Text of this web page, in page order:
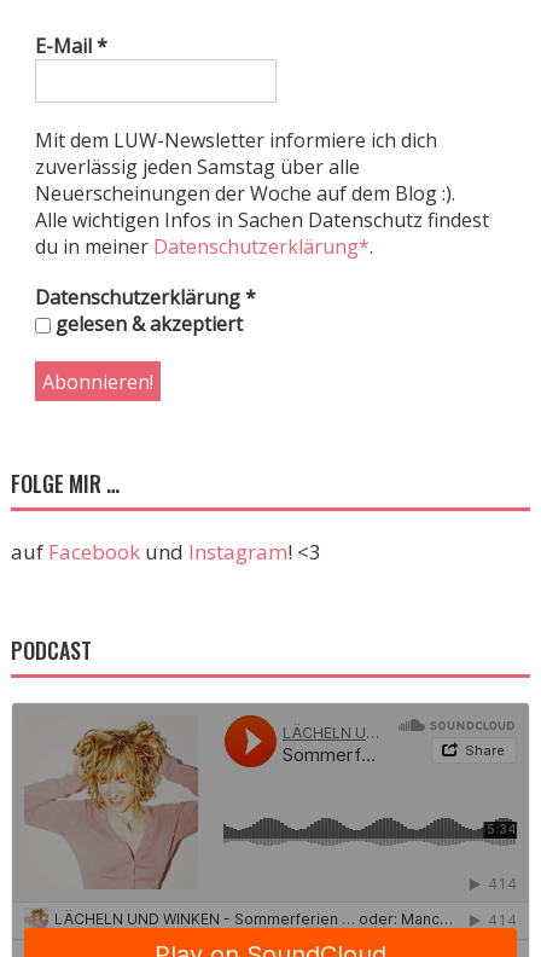
E-Mail*
Mit dem LUW-Newsletter informiere ich dich
zuverlässig jeden Samstag über alle
Neuerscheinungen der Woche auf dem Blog :).
Alle wichtigen Infos in Sachen Datenschutz findest
du in meiner Datenschutzerklärung*.
Datenschutzerklärung*
gelesen & akzeptiert
FOLGE MIR …
auf Facebookund Instagram! <3
PODCAST